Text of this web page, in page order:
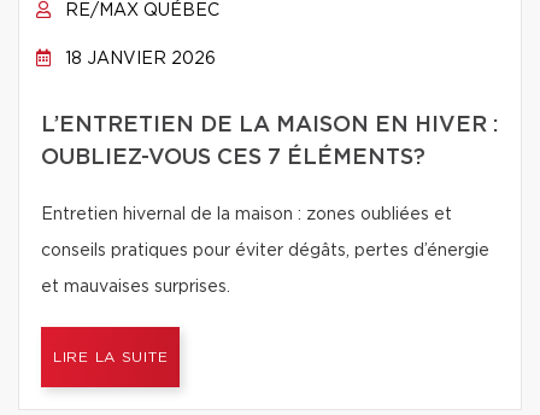
RE/MAX QUÉBEC
18 JANVIER 2026
L’ENTRETIEN DE LA MAISON EN HIVER :
OUBLIEZ-VOUS CES 7 ÉLÉMENTS?
Entretien hivernal de la maison : zones oubliées et
conseils pratiques pour éviter dégâts, pertes d’énergie
et mauvaises surprises.
LIRE LA SUITE